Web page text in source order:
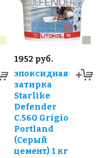
1952 руб.
эпоксидная
затирка
Starlike
Defender
С.560 Grigio
Portland
(Серый
цемент) 1 кг